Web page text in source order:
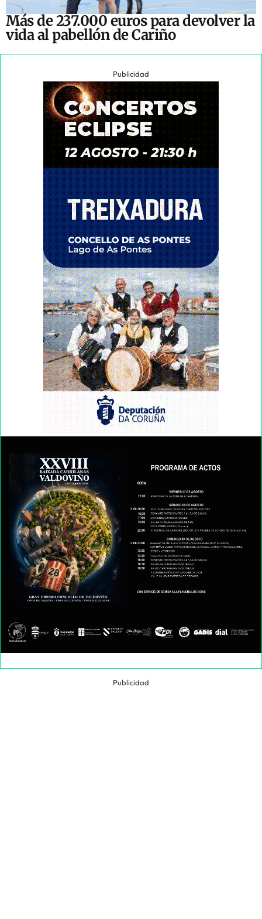
Más de 237.000 euros para devolver la
vida al pabellón de Cariño
Publicidad
Publicidad